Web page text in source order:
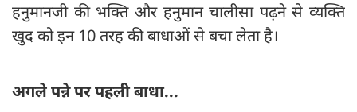
हनुमानजी की भक्ति और हनुमान चालीसा पढ़ने से व्यक्ति
खुद को इन 10 तरह की बाधाओं से बचा लेता है।
अगले पन्ने पर पहली बाधा...